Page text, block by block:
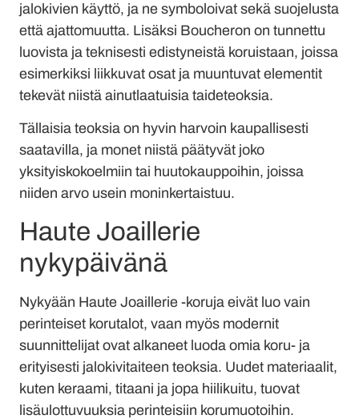
jalokivien käyttö, ja ne symboloivat sekä suojelusta
että ajattomuutta. Lisäksi Boucheron on tunnettu
luovista ja teknisesti edistyneistä koruistaan, joissa
esimerkiksi liikkuvat osat ja muuntuvat elementit
tekevät niistä ainutlaatuisia taideteoksia.
Tällaisia teoksia on hyvin harvoin kaupallisesti
saatavilla, ja monet niistä päätyvät joko
yksityiskokoelmiin tai huutokauppoihin, joissa
niiden arvo usein moninkertaistuu.
Haute Joaillerie
nykypäivänä
Nykyään Haute Joaillerie -koruja eivät luo vain
perinteiset korutalot, vaan myös modernit
suunnittelijat ovat alkaneet luoda omia koru- ja
erityisesti jalokivitaiteen teoksia. Uudet materiaalit,
kuten keraami, titaani ja jopa hiilikuitu, tuovat
lisäulottuvuuksia perinteisiin korumuotoihin.